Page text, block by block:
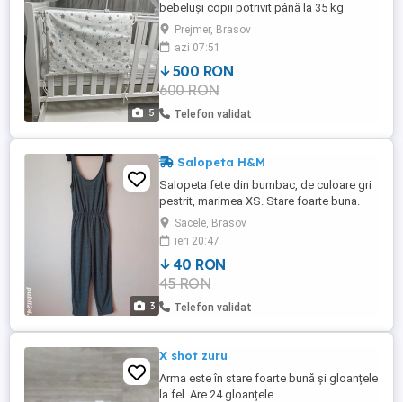
5
bebeluși copii potrivit până la 35 kg
(culoare potrivită pentru băieței, alb -
albastru pentu fete roz) - Saltea inclusă -
Pernuțe de jur împrejur - Sistem cu voal
deasupra patului (baldachin) - 3 pozitii
reglabile pe inaltime; - Patutul se poate
transforma in ...
Prejmer, Brasov
azi 07:51
500 RON
600 RON
Telefon validat
3
Salopeta H&M
Salopeta fete din bumbac, de culoare gri
pestrit, marimea XS. Stare foarte buna.
Sacele, Brasov
ieri 20:47
40 RON
45 RON
Telefon validat
X shot zuru
Arma este în stare foarte bună și gloanțele
la fel. Are 24 gloanțele.